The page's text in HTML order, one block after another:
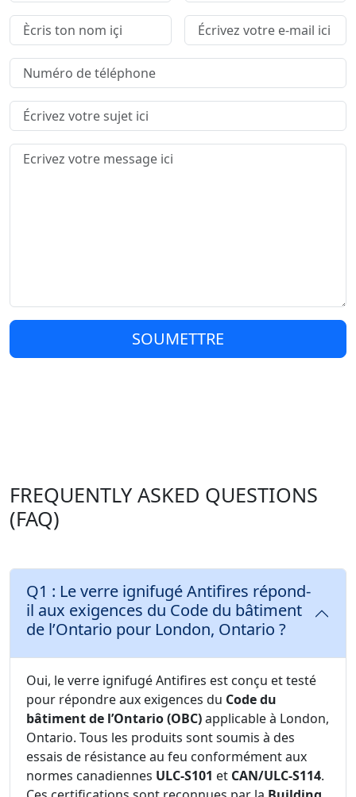
SOUMETTRE
FREQUENTLY ASKED QUESTIONS
(FAQ)
Q1 : Le verre ignifugé Antifires répond-
il aux exigences du Code du bâtiment
de l’Ontario pour London, Ontario ?
Oui, le verre ignifugé Antifires est conçu et testé
pour répondre aux exigences du Code du
bâtiment de l’Ontario (OBC)applicable à London,
Ontario. Tous les produits sont soumis à des
essais de résistance au feu conformément aux
normes canadiennes ULC-S101 et CAN/ULC-S114.